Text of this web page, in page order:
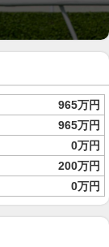
965万円
965万円
0万円
200万円
0万円